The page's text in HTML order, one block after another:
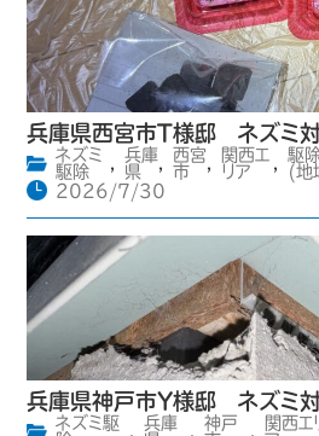
兵庫県西宮市T様邸 ネズミ
ネズミ
駆除
,
兵庫
県
,
西宮
市
,
関西エ
リア
,
駆
(地
2026/7/30
兵庫県神戸市Y様邸 ネズミ
ネズミ駆
,
兵庫
,
神戸
,
関西エ